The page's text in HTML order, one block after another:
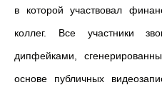
в которой участвовал
коллег. Все участники
дипфейками,
основе публичных